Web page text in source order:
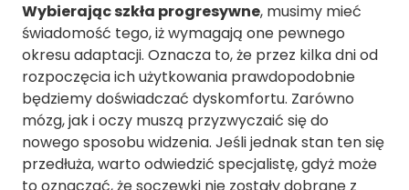
Wybierając szkła progresywne, musimy mieć
świadomość tego, iż wymagają one pewnego
okresu adaptacji. Oznacza to, że przez kilka dni od
rozpoczęcia ich użytkowania prawdopodobnie
będziemy doświadczać dyskomfortu. Zarówno
mózg, jak i oczy muszą przyzwyczaić się do
nowego sposobu widzenia. Jeśli jednak stan ten się
przedłuża, warto odwiedzić specjalistę, gdyż może